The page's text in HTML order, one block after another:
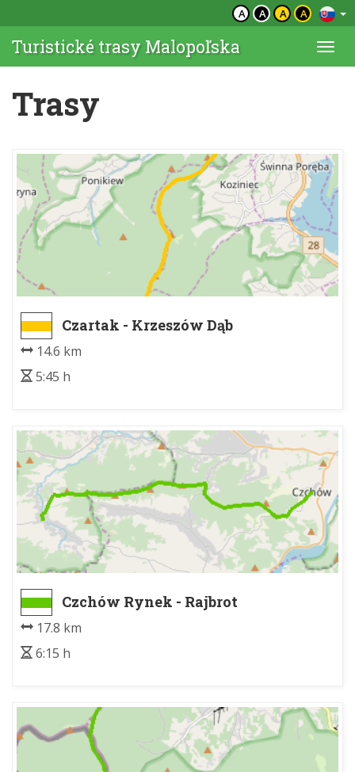
A A A A
Turistické trasy Malopoľska
Trasy
Czartak - Krzeszów Dąb
14.6 km
5:45 h
Czchów Rynek - Rajbrot
17.8 km
6:15 h